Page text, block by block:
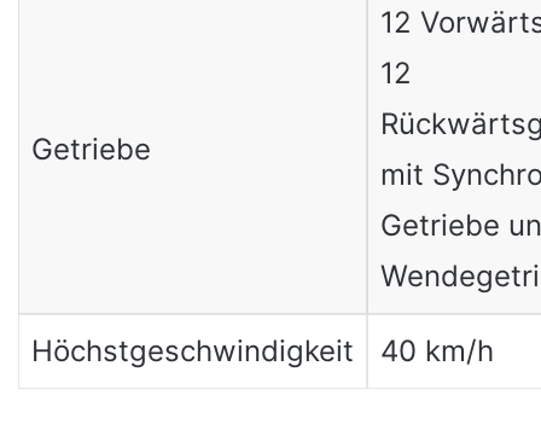
Getriebe
12
12
mit
Getriebe
Höchstgeschwindigkeit 40 km/h